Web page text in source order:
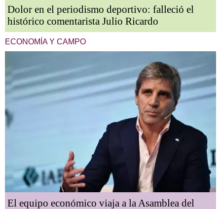
Dolor en el periodismo deportivo: falleció el
histórico comentarista Julio Ricardo
ECONOMÍA Y CAMPO
El equipo económico viaja a la Asamblea del